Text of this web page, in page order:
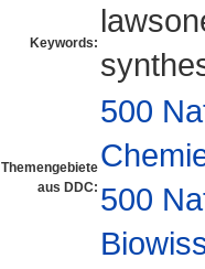
Keywords:
Themengebiete
aus DDC:
500
500